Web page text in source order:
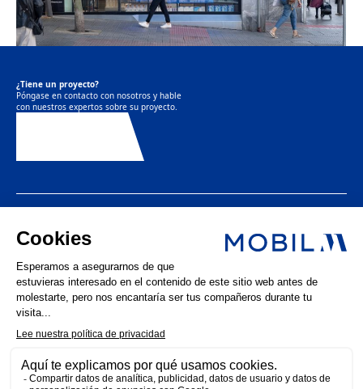
¿Tiene un proyecto?
Póngase en contacto con nosotros y hable
con nuestros expertos sobre su proyecto.
LinkedIn
Instagram
Facebook
Noticias